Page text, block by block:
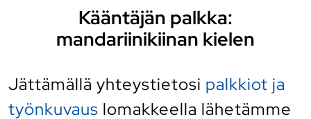
Kääntäjän palkka:
mandariinikiinan kielen
Jättämällä yhteystietosi palkkiot ja
työnkuvaus lomakkeella lähetämme